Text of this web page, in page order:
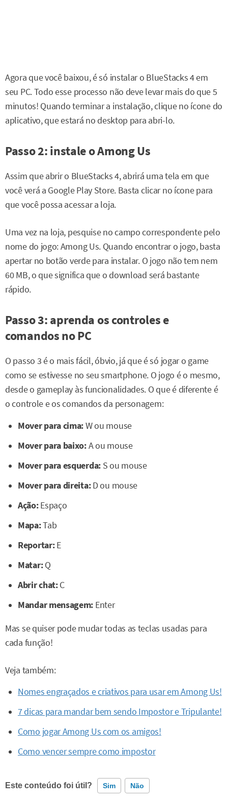
Agora que você baixou, é só instalar o BlueStacks 4 em
seu PC. Todo esse processo não deve levar mais do que 5
minutos! Quando terminar a instalação, clique no ícone do
aplicativo, que estará no desktop para abri-lo.
Passo 2: instale o Among Us
Assim que abrir o BlueStacks 4, abrirá uma tela em que
você verá a Google Play Store. Basta clicar no ícone para
que você possa acessar a loja.
Uma vez na loja, pesquise no campo correspondente pelo
nome do jogo: Among Us. Quando encontrar o jogo, basta
apertar no botão verde para instalar. O jogo não tem nem
60 MB, o que significa que o download será bastante
rápido.
Passo 3: aprenda os controles e
comandos no PC
O passo 3 é o mais fácil, óbvio, já que é só jogar o game
como se estivesse no seu smartphone. O jogo é o mesmo,
desde o gameplay às funcionalidades. O que é diferente é
o controle e os comandos da personagem:
Mover para cima:W ou mouse
Mover para baixo:A ou mouse
Mover para esquerda: S ou mouse
Mover para direita:D ou mouse
Ação:Espaço
Mapa:Tab
Reportar:E
Matar:Q
Abrir chat:C
Mandar mensagem: Enter
Mas se quiser pode mudar todas as teclas usadas para
cada função!
Veja também:
Nomes engraçados e criativos para usar em Among Us!
7 dicas para mandar bem sendo Impostor e Tripulante!
Como jogar Among Us com os amigos!
Como vencer sempre como impostor
Este conteúdo foi útil? Sim Não